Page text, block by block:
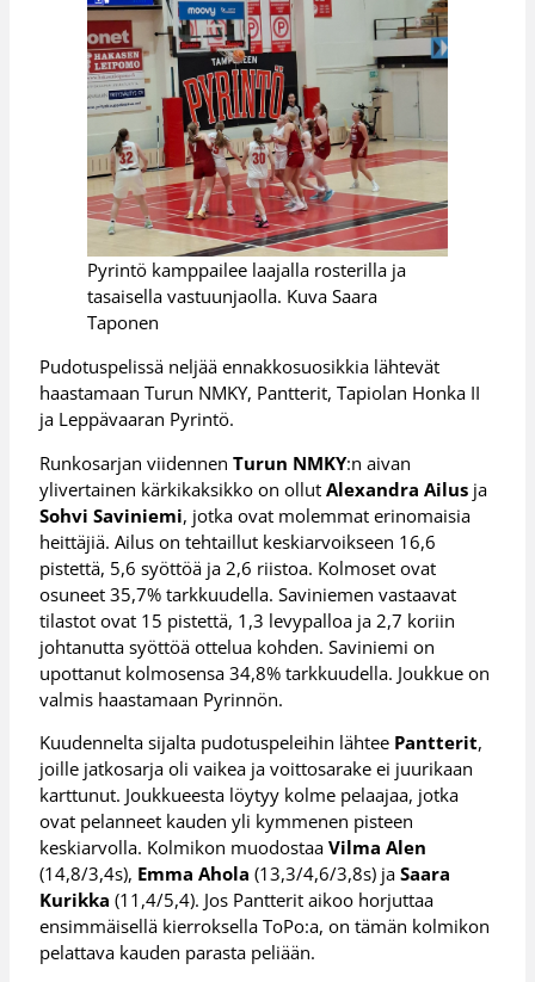
Pyrintö kamppailee laajalla rosterilla ja
tasaisella vastuunjaolla. Kuva Saara
Taponen
Pudotuspelissä neljää ennakkosuosikkia lähtevät
haastamaan Turun NMKY, Pantterit, Tapiolan Honka II
ja Leppävaaran Pyrintö.
Runkosarjan viidennenTurun NMKY:n aivan
ylivertainen kärkikaksikko on ollutAlexandra Ailus ja
Sohvi Saviniemi, jotka ovat molemmat erinomaisia
heittäjiä. Ailus on tehtaillut keskiarvoikseen 16,6
pistettä, 5,6 syöttöä ja 2,6 riistoa. Kolmoset ovat
osuneet 35,7% tarkkuudella. Saviniemen vastaavat
tilastot ovat 15 pistettä, 1,3 levypalloa ja 2,7 koriin
johtanutta syöttöä ottelua kohden. Saviniemi on
upottanut kolmosensa 34,8% tarkkuudella. Joukkue on
valmis haastamaan Pyrinnön.
Kuudennelta sijalta pudotuspeleihin lähtee Pantterit,
joille jatkosarja oli vaikea ja voittosarake ei juurikaan
karttunut. Joukkueesta löytyy kolme pelaajaa, jotka
ovat pelanneet kauden yli kymmenen pisteen
keskiarvolla. Kolmikon muodostaaVilma Alen
(14,8/3,4s), Emma Ahola(13,3/4,6/3,8s) jaSaara
Kurikka(11,4/5,4). Jos Pantterit aikoo horjuttaa
ensimmäisellä kierroksella ToPo:a, on tämän kolmikon
pelattava kauden parasta peliään.